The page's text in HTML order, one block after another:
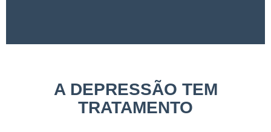
A DEPRESSÃO TEM
TRATAMENTO